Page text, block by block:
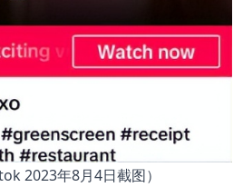
2023年8月4日截图）